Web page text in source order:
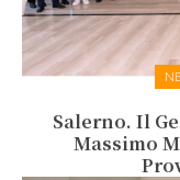
Salerno. Il
Massimo